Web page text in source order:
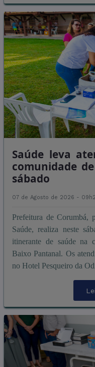
Saúde leva
comunidade
sábado
07 de Agosto de 2026 -
Prefeitura de Corumbá,
Saúde, realiza neste
itinerante de saúde na
Baixo Pantanal. Os
no Hotel Pesqueiro da